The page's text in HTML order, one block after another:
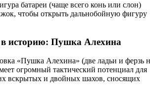
батареи (чаще всего конь или слон)
чтобы открыть дальнобойную фигуру
историю: Пушка Алехина
«Пушка Алехина» (две ладьи и ферзь
огромный тактический потенциал для
вскрытых и двойных шахов, сносящих